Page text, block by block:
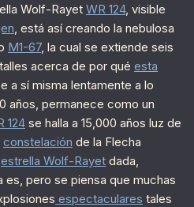
Wolf-Rayet WR 124, visible
, está así creando la nebulosa
M1-67, la cual se extiende seis
acerca de por qué esta
a sí misma lentamente a lo
años, permanece como un
124 se halla a 15,000 años luz de
constelación de la Flecha
estrella Wolf-Rayet dada,
pero se piensa que muchas
espectaculares tales